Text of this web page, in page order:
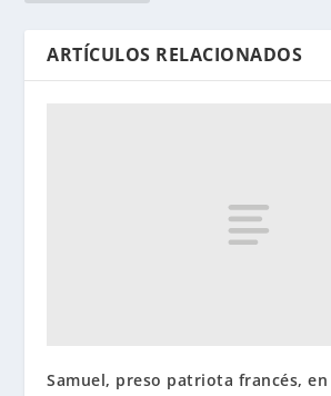
ARTÍCULOS RELACIONADOS
Samuel, preso patriota francés,